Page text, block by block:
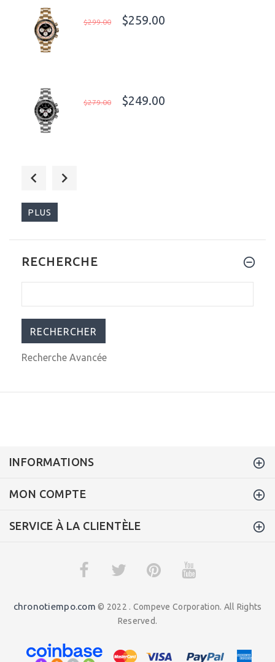
$299.00 $259.00
$279.00 $249.00
$279.00
PLUS
RECHERCHE
Recherche Avancée
INFORMATIONS
MON COMPTE
SERVICE À LA CLIENTÈLE
chronotiempo.com © 2022 . Compeve Corporation. All Rights
Reserved.